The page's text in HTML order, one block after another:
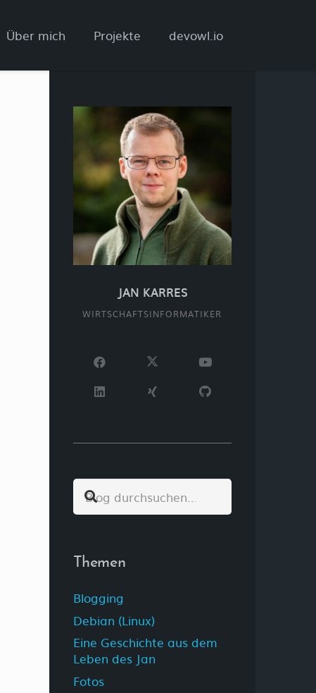
Über mich Projekte devowl.io
JAN KARRES
WIRTSCHAFTSINFORMATIKER
Themen
Blogging
Debian (Linux)
Eine Geschichte aus dem
Leben des Jan
Fotos